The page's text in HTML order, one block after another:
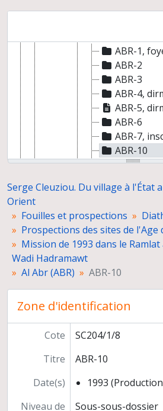
Mission de 1992
Mission de 1993 dans le
ABR-1,
ABR-2
ABR-3
ABR-4,
ABR-5,
ABR-6
ABR-7,
ABR-10
ABR-11
ABR-12
ABR-13, vues
Bir Hamad
Shibam, ville
Say'un, ville
Sana'a.
Wadi Sirr
Wadi Rakhia
Mareb,
Wadi
Programmes de recherche
Préparation de
Congrès, séminaires,
Participation à l'exposition "Ancient
Serge Cleuziou. Du village à l'État
Orient
Fouilles et prospections
Prospections des sites de l'Age
Mission de 1993 dans le
Wadi Hadramawt
Al Abr (ABR)
ABR-10
Zone d'identification
Cote
SC204/1/8
Titre
ABR-10
Date(s)
1993
Niveau de
Sous-sous-dossier